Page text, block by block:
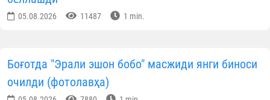
05.08.2026 11487 1 min.
Боғотда "Эрали эшон бобо" масжиди янги биноси
очилди (фотолавҳа)